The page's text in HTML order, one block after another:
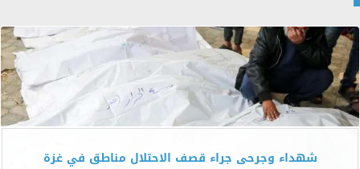
شهداء وجرحى جراء قصف الاحتلال مناطق في غزة